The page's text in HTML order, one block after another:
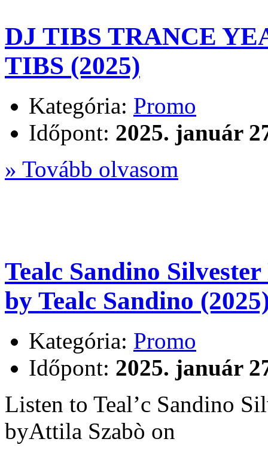
DJ TIBS TRANCE
TIBS (2025)
Kategória: Promo
Időpont: 2025. január
» Tovább olvasom
Tealc Sandino
by Tealc Sandino
Kategória: Promo
Időpont: 2025. január
Listen to Teal’c Sandino
byAttila Szabò on